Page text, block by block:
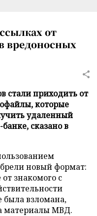
от
вредоносных
стали приходить от
которые
удаленный
сказано в
новый формат:
знакомого с
была взломана,
материалы МВД.